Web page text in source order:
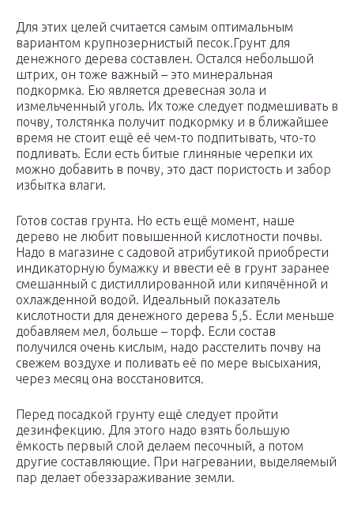
Для этих целей считается самым оптимальным
вариантом крупнозернистый песок.Грунт для
денежного дерева составлен. Остался небольшой
штрих, он тоже важный – это минеральная
подкормка. Ею является древесная зола и
измельченный уголь. Их тоже следует подмешивать в
почву, толстянка получит подкормку и в ближайшее
время не стоит ещё её чем-то подпитывать, что-то
подливать. Если есть битые глиняные черепки их
можно добавить в почву, это даст пористость и забор
избытка влаги.
Готов состав грунта. Но есть ещё момент, наше
дерево не любит повышенной кислотности почвы.
Надо в магазине с садовой атрибутикой приобрести
индикаторную бумажку и ввести её в грунт заранее
смешанный с дистиллированной или кипячённой и
охлажденной водой. Идеальный показатель
кислотности для денежного дерева 5,5. Если меньше
добавляем мел, больше – торф. Если состав
получился очень кислым, надо расстелить почву на
свежем воздухе и поливать её по мере высыхания,
через месяц она восстановится.
Перед посадкой грунту ещё следует пройти
дезинфекцию. Для этого надо взять большую
ёмкость первый слой делаем песочный, а потом
другие составляющие. При нагревании, выделяемый
пар делает обеззараживание земли.